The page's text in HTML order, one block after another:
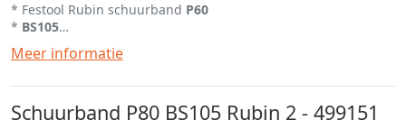
* Festool Rubin schuurband P60
* BS105
* Per stuk af te nemen
* Alle schuurvellen uit
Meer informatie
Schuurband P80 BS105 Rubin 2 - 499151